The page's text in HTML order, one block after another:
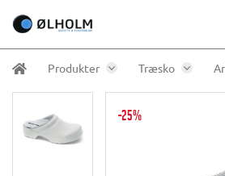
Produkter Træsko
-25%